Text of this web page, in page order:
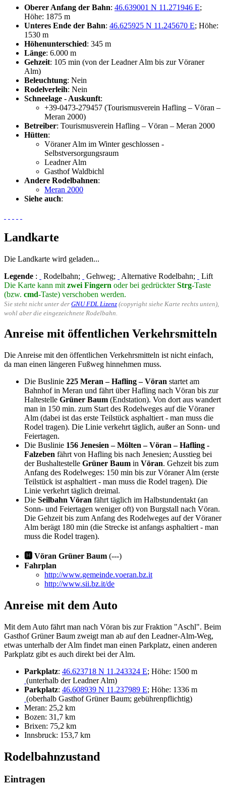
Oberer Anfang der Bahn: 46.639001 N 11.271946 E;
Höhe: 1875 m
Unteres Ende der Bahn: 46.625925 N 11.245670 E; Höhe:
1530 m
Höhenunterschied: 345 m
Länge: 6.000 m
Gehzeit: 105 min (von der Leadner Alm bis zur Vöraner
Alm)
Beleuchtung: Nein
Rodelverleih: Nein
Schneelage - Auskunft:
+39-0473-279457 (Tourismusverein Hafling – Vöran –
Meran 2000)
Betreiber: Tourismusverein Hafling – Vöran – Meran 2000
Hütten:
Vöraner Alm im Winter geschlossen -
Selbstversorgungsraum
Leadner Alm
Gasthof Waldbichl
Andere Rodelbahnen:
Meran 2000
Siehe auch:
Landkarte
Die Landkarte wird geladen...
Legende : Rodelbahn; Gehweg; Alternative Rodelbahn;
Lift
Die Karte kann mit zwei Fingern oder bei gedrückterStrg-Taste
(bzw. cmd-Taste) verschoben werden.
Sie steht nicht unter der GNU FDL Lizenz (copyright siehe Karte rechts unten),
wohl aber die eingezeichnete Rodelbahn.
Anreise mit öffentlichen Verkehrsmitteln
Die Anreise mit den öffentlichen Verkehrsmitteln ist nicht einfach,
da man einen längeren Fußweg hinnehmen muss.
Die Buslinie 225 Meran – Hafling – Vöran startet am
Bahnhof in Meran und fährt über Hafling nach Vöran bis zur
Haltestelle Grüner Baum (Endstation). Von dort aus wandert
man in 150 min. zum Start des Rodelweges auf die Vöraner
Alm (dabei ist das erste Teilstück asphaltiert - man muss die
Rodel tragen). Die Linie verkehrt täglich, außer an Sonn- und
Feiertagen.
Die Buslinie 156 Jenesien – Mölten – Vöran – Hafling -
Falzeben fährt von Hafling bis nach Jenesien; Ausstieg bei
der Bushaltestelle Grüner Baum in Vöran. Gehzeit bis zum
Anfang des Rodelweges: 150 min bis zur Vöraner Alm (erste
Teilstück ist asphaltiert - man muss die Rodel tragen). Die
Linie verkehrt täglich dreimal.
Die Seilbahn Vöran fährt täglich im Halbstundentakt (an
Sonn- und Feiertagen weniger oft) von Burgstall nach Vöran.
Die Gehzeit bis zum Anfang des Rodelweges auf der Vöraner
Alm berägt 180 min (die Strecke ist anfangs asphaltiert - man
muss die Rodel tragen).
🅷 Vöran Grüner Baum (---)
Fahrplan
http://www.gemeinde.voeran.bz.it
http://www.sii.bz.it/de
Anreise mit dem Auto
Mit dem Auto fährt man nach Vöran bis zur Fraktion "Aschl". Beim
Gasthof Grüner Baum zweigt man ab auf den Leadner-Alm-Weg,
etwas unterhalb der Alm findet man einen Parkplatz, einen anderen
Parkplatz gibt es auch direkt bei der Alm.
Parkplatz: 46.623718 N 11.243324 E; Höhe: 1500 m
(unterhalb der Leadner Alm)
Parkplatz: 46.608939 N 11.237989 E; Höhe: 1336 m
(oberhalb Gasthof Grüner Baum; gebührenpflichtig)
Meran: 25,2 km
Bozen: 31,7 km
Brixen: 75,2 km
Innsbruck: 153,7 km
Rodelbahnzustand
Eintragen